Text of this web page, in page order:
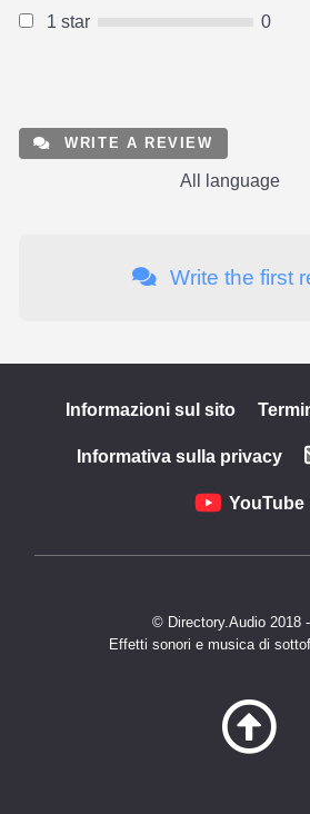
1 star 0
WRITE A REVIEW
All language
Write the first
Informazioni sul sito
Informativa sulla privacy
YouTube
© Directory.Audio 2018
Effetti sonori e musica di